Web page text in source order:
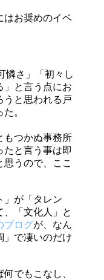
はお奨めのイベ
憐さ」「初々し
」と言う点にお
うと思われる戸
。
もつかぬ事務所
たと言う事は即
うので、ここ
」が「タレン
、「文化人」と
ブログが、なん
」で凄いのだけ
でもこなし、